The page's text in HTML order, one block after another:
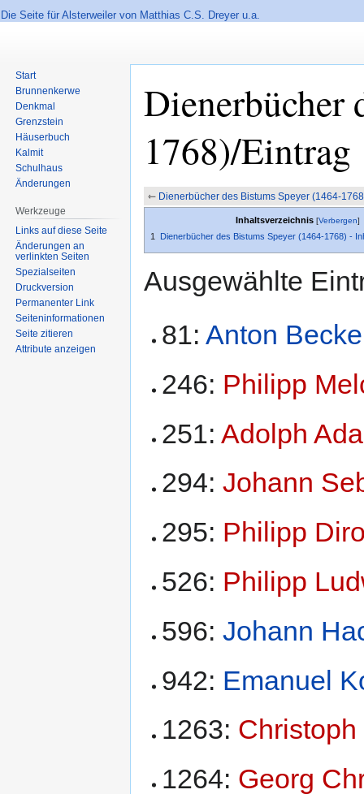
Die Seite für Alsterweiler von Matthias C.S. Dreyer u.a.
Dienerbücher
1768)/Eintrag
Zur
springen
Zur
springen
⇽ Dienerbücher des Bistums Speyer (1464-
Inhaltsverzeichnis
1
Dienerbücher des Bistums Speyer (1464-1768) -
Ausgewählte
81:Anton
246: Philipp
251:Adolph
294:Johann
295: Philipp
526: Philipp
596:Johann
942: Emanuel
1263:
1264: Georg
Start
Brunnenkerwe
Denkmal
Grenzstein
Häuserbuch
Kalmit
Schulhaus
Änderungen
Werkzeuge
Links auf diese Seite
Änderungen an
verlinkten Seiten
Spezialseiten
Druckversion
Permanenter Link
Seiten­informationen
Seite zitieren
Attribute anzeigen